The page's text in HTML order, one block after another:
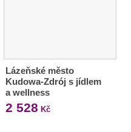
Lázeňské město
Kudowa-Zdrój s jídlem
a wellness
2 528 Kč